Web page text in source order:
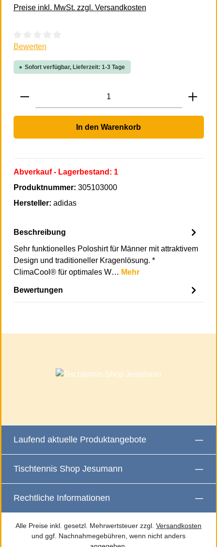
Preise inkl. MwSt. zzgl. Versandkosten
Durchschnittliche Bewertung von 0 von 5 Sternen
Bewerten
Sofort verfügbar, Lieferzeit: 1-3 Tage
Produkt Anzahl: Gib den gewünschten
In den Warenkorb
Abverkauf- Lagerbestand: 1
Produktnummer: 305103000
Hersteller: adidas
Beschreibung
Sehr funktionelles Poloshirt für Männer mit attraktivem
Design und traditioneller Kragenlösung. *
ClimaCool® für optimales W… Mehr
Bewertungen
Laufend aktuelle Produktangebote
Tischtennis Shop Jesumann
Rechtliche Informationen
Alle Preise inkl. gesetzl. Mehrwertsteuer zzgl. Versandkosten
und ggf. Nachnahmegebühren, wenn nicht anders